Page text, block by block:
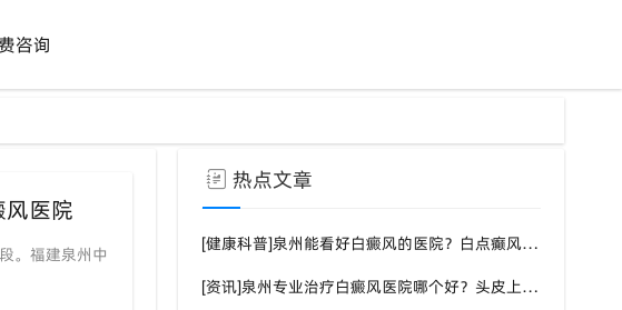
咨询
医院
。福建泉州中
热点文章
[健康科普]泉州能看好白癜风的医院？白点癫风需要注意什么饮食？
[资讯]泉州专业治疗白癜风医院哪个好？头皮上有一块白色厚厚的头皮？